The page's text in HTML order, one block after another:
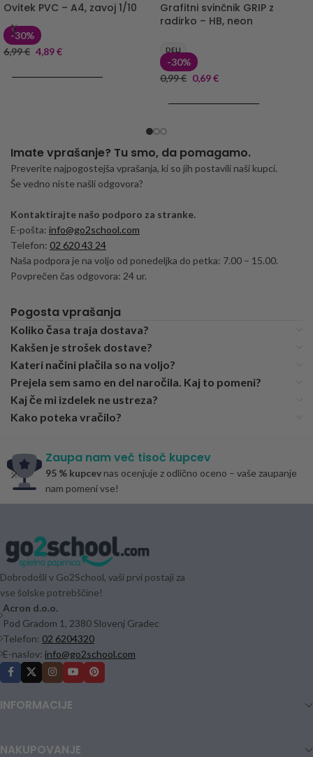
Ovitek PVC – A4, zavoj 1/10
-30%
6,99€ 4,89€
Grafitni svinčnik GRIP z
radirko – HB, neon
DELI
-30%
0,99€ 0,69€
Imate vprašanje? Tu smo, da pomagamo.
Preverite najpogostejša vprašanja, ki so jih postavili naši kupci.
Še vedno niste našli odgovora?
Kontaktirajte našo podporo za stranke.
E-pošta: info@go2school.com
Telefon: 02 620 43 24
Naša podpora je na voljo od ponedeljka do petka: 7.00 – 15.00.
Povprečen čas odgovora: 24 ur.
Pogosta vprašanja
Koliko časa traja dostava?
Kakšen je strošek dostave?
Kateri načini plačila so na voljo?
Prejela sem samo en del naročila. Kaj to pomeni?
Kaj če mi izdelek ne ustreza?
Kako poteka vračilo?
Zaupa nam več tisoč kupcev
95 % kupcev nas ocenjuje z odlično oceno – vaše zaupanje
nam pomeni vse!
Dobrodošli v Go2School, vaši prvi postaji za
vse šolske potrebščine!
Acron d.o.o.
Pod Gradom 1, 2380 Slovenj Gradec
Telefon: 02 6204320
E-naslov: info@go2school.com
INFORMACIJE
NAKUPOVANJE